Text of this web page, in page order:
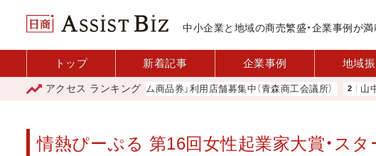
中小企業と地域の商売繁盛・企業事例が満
トップ 新着記事 企業事例 地域
アクセス ランキング
「青森市プレミアム商品券」利用店舗募集中（青森商工会議所） 山中伸弥
情熱ぴーぷる 第16回女性起業家大賞・ス